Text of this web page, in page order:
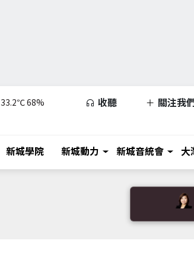
33.2℃68% 收聽 關注我
新城學院 新城動力 新城音統會 大